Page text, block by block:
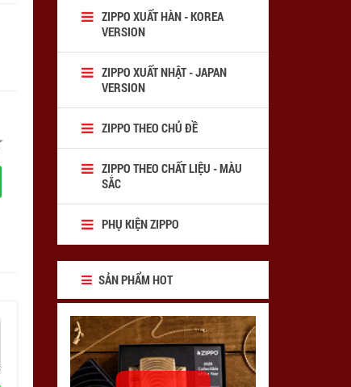
ZIPPO XUẤT HÀN - KOREA
VERSION
ZIPPO XUẤT NHẬT - JAPAN
VERSION
ZIPPO THEO CHỦ ĐỀ
ZIPPO THEO CHẤT LIỆU - MÀU
SẮC
PHỤ KIỆN ZIPPO
SẢN PHẨM HOT